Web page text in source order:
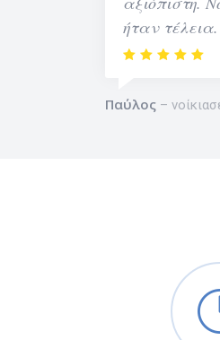
ήταν τέλεια.
Παύλος